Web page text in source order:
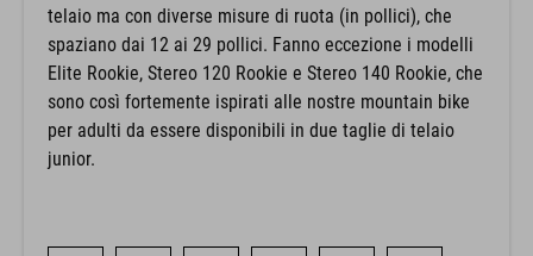
telaio ma con diverse misure di ruota (in pollici), che
spaziano dai 12 ai 29 pollici. Fanno eccezione i modelli
Elite Rookie, Stereo 120 Rookie e Stereo 140 Rookie, che
sono così fortemente ispirati alle nostre mountain bike
per adulti da essere disponibili in due taglie di telaio
junior.